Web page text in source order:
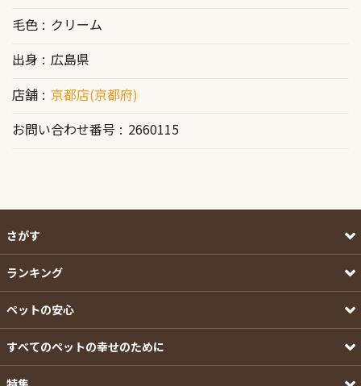
毛色
クリーム
出身
広島県
店舗
京都店(京都府)
お問い合わせ番号
2660115
さがす
ランキング
ペットの安心
すべてのペットの幸せのために